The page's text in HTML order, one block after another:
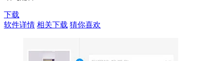
下载
软件详情 相关下载 猜你喜欢